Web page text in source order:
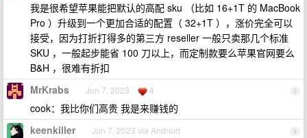
我是很希望苹果能把默认的高配 sku （比如 16+1T 的 MacBook
Pro ）升级到一个更加合适的配置（ 32+1T ），涨价完全可以
接受，因为打折打得多的第三方 reseller 一般只卖那几个标准
SKU ，一般起步能省 100 刀以上，而定制款要么苹果官网要么
B&H ，很难有折扣
3
MrKrabs Jun 7, 2023 4
cook：我比你们高贵 我是来赚钱的
4
keenkiller Jun 7, 2023 via Android